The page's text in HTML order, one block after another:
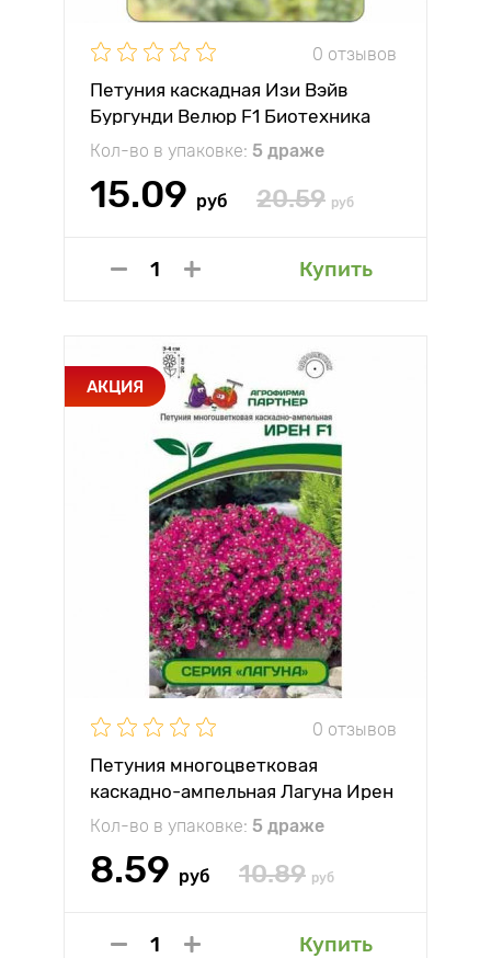
0 отзывов
Петуния каскадная Изи Вэйв
Бургунди Велюр F1 Биотехника
Кол-во в упаковке: 5 драже
15.09 руб 20.59 руб
Купить
АКЦИЯ
0 отзывов
Петуния многоцветковая
каскадно-ампельная Лагуна Ирен
F1 Партнер
Кол-во в упаковке: 5 драже
8.59 руб 10.89 руб
Купить